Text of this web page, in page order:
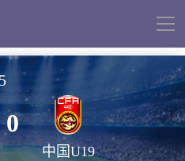
导
0
中国U19